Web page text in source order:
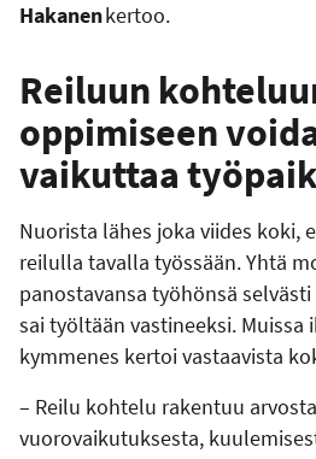
Hakanenkertoo.
Reiluun
oppimiseen
vaikuttaa
Nuorista lähes joka viides
reilulla tavalla työssään. Yhtä
panostavansa työhönsä
sai työltään vastineeksi. Muissa
kymmenes kertoi vastaavista
– Reilu kohtelu rakentuu
vuorovaikutuksesta,